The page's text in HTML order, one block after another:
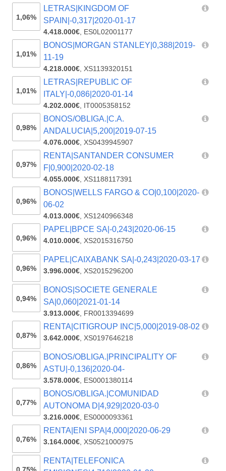
1,06%
LETRAS|KINGDOM OF
SPAIN|-0,317|2020-01-17
4.418.000€, ES0L02001177
1,01%
BONOS|MORGAN STANLEY|0,388|2019-
11-19
4.218.000€,XS1139320151
1,01%
LETRAS|REPUBLIC OF
ITALY|-0,086|2020-01-14
4.202.000€, IT0005358152
0,98%
BONOS/OBLIGA.|C.A.
ANDALUCIA|5,200|2019-07-15
4.076.000€,XS0439945907
0,97%
RENTA|SANTANDER CONSUMER
F|0,900|2020-02-18
4.055.000€,XS1188117391
0,96%
BONOS|WELLS FARGO & CO|0,100|2020-
06-02
4.013.000€,XS1240966348
0,96%
PAPEL|BPCE SA|-0,243|2020-06-15
4.010.000€,XS2015316750
0,96%
PAPEL|CAIXABANK SA|-0,243|2020-03-17
3.996.000€,XS2015296200
0,94%
BONOS|SOCIETE GENERALE
SA|0,060|2021-01-14
3.913.000€, FR0013394699
0,87%
RENTA|CITIGROUP INC|5,000|2019-08-02
3.642.000€,XS0197646218
0,86%
BONOS/OBLIGA.|PRINCIPALITY OF
ASTU|-0,136|2020-04-
3.578.000€, ES0001380114
0,77%
BONOS/OBLIGA.|COMUNIDAD
AUTONOMA D|4,929|2020-03-0
3.216.000€, ES0000093361
0,76%
RENTA|ENI SPA|4,000|2020-06-29
3.164.000€,XS0521000975
RENTA|TELEFONICA